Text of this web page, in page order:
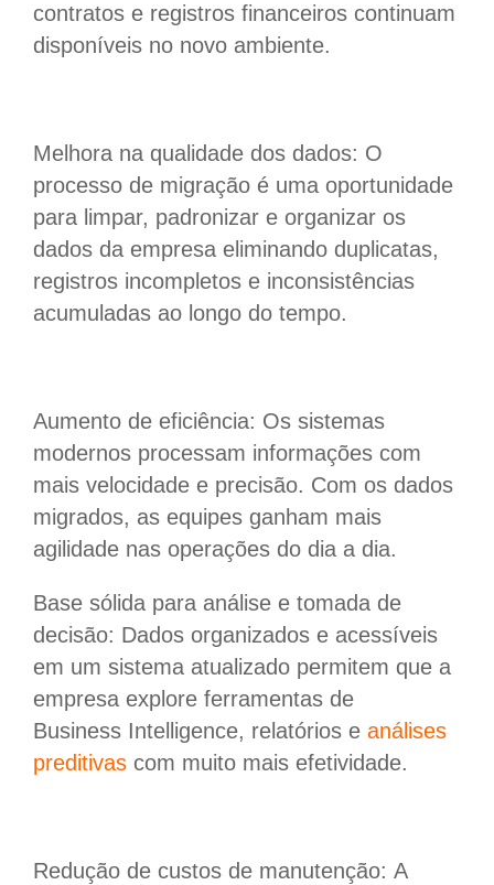
contratos e registros financeiros continuam
disponíveis no novo ambiente.
Melhora na qualidade dos dados: O
processo de migração é uma oportunidade
para limpar, padronizar e organizar os
dados da empresa eliminando duplicatas,
registros incompletos e inconsistências
acumuladas ao longo do tempo.
Aumento de eficiência: Os sistemas
modernos processam informações com
mais velocidade e precisão. Com os dados
migrados, as equipes ganham mais
agilidade nas operações do dia a dia.
Base sólida para análise e tomada de
decisão: Dados organizados e acessíveis
em um sistema atualizado permitem que a
empresa explore ferramentas de
Business Intelligence, relatórios e análises
preditivascom muito mais efetividade.
Redução de custos de manutenção: A